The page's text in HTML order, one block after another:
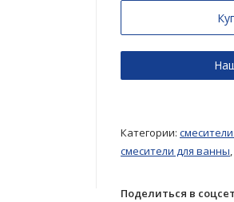
Категории:
смесители для ванны,
Поделиться в